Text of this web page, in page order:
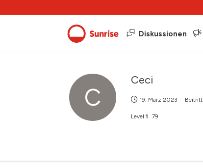
Diskussionen
C
Ceci
19. März 2023 Beitritt
Level 1 79